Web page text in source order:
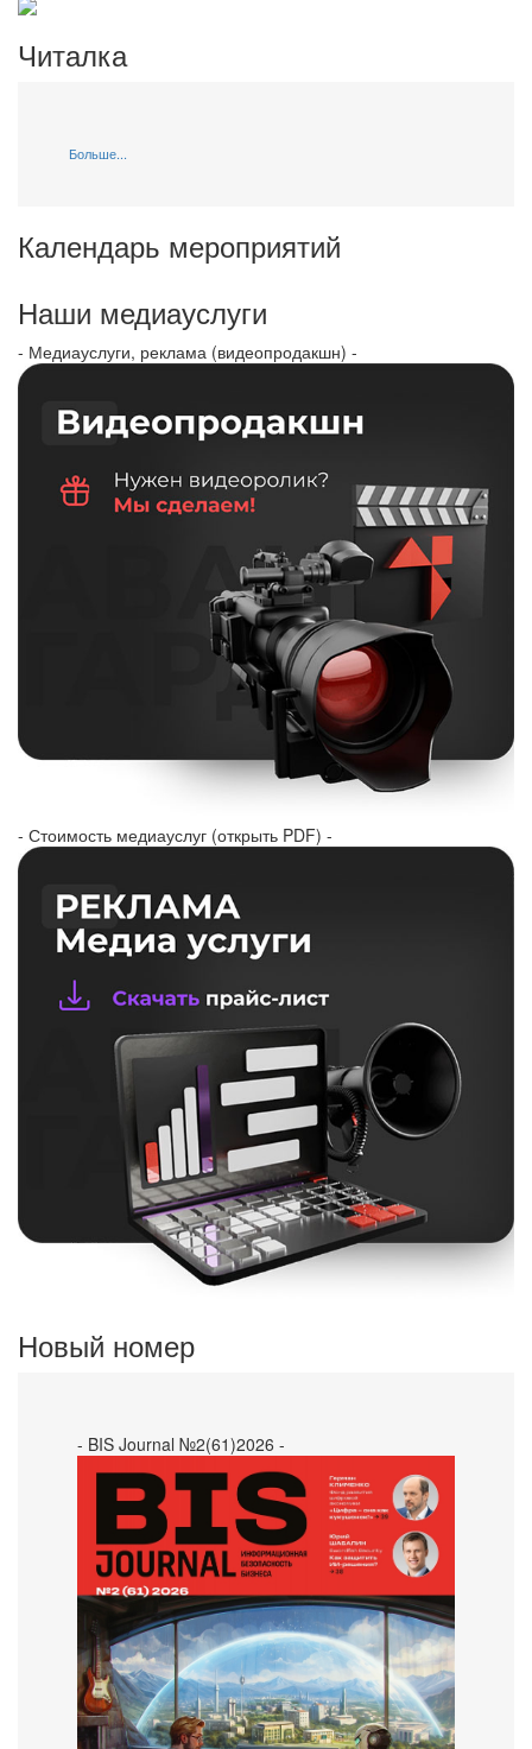
Читалка
Больше...
Календарь мероприятий
Наши медиауслуги
- Медиауслуги, реклама (видеопродакшн) -
- Стоимость медиауслуг (открыть PDF) -
Новый номер
- BIS Journal №2(61)2026 -